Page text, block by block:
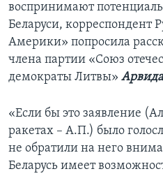
воспринимают
Беларуси, корреспондент
Америки» попросила
члена партии «Союз
демократы Литвы»
«Если бы это заявление
ракетах – А.П.) было
не обратили на него
Беларусь имеет